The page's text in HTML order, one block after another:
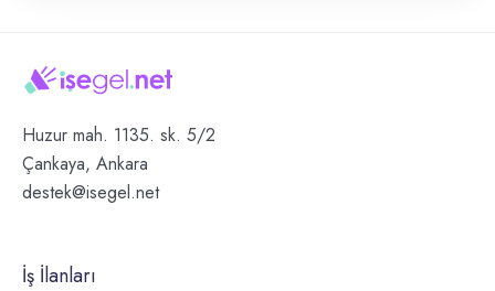
Huzur mah. 1135. sk. 5/2
Çankaya, Ankara
destek@isegel.net
İş İlanları